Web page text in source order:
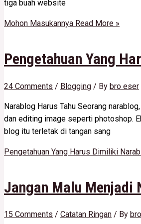
tiga buah website
Mohon Masukannya Read More »
Pengetahuan Yang
24 Comments / Blogging / By bro eser
Narablog Harus Tahu Seorang
dan editing image seperti photoshop.
blog itu terletak di tangan sang
Pengetahuan Yang Harus Dimiliki
Jangan Malu Menjadi
15 Comments / Catatan Ringan / By